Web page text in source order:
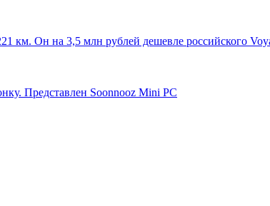
км. Он на 3,5 млн рублей дешевле российского
Представлен Soonnooz Mini PC